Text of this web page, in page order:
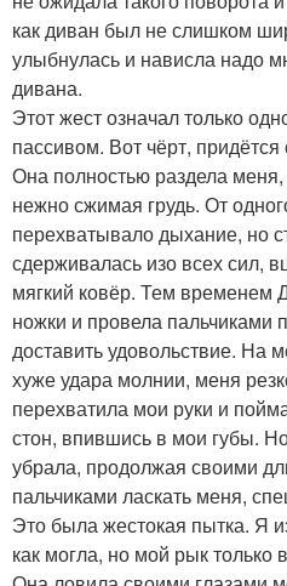
как диван был не слишком
улыбнулась и нависла надо
дивана.
Этот жест означал только
пассивом. Вот чёрт, придётся
Она полностью раздела
нежно сжимая грудь. От
перехватывало дыхание, но
сдерживалась изо всех сил,
мягкий ковёр. Тем временем
ножки и провела пальчиками
доставить удовольствие. На
хуже удара молнии, меня
перехватила мои руки и
стон, впившись в мои губы.
убрала, продолжая своими
пальчиками ласкать меня,
Это была жестокая пытка. Я
как могла, но мой рык